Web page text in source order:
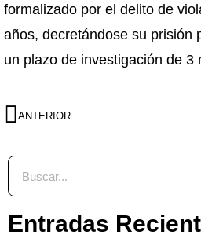
formalizado por el delito de
años, decretándose su prisión
un plazo de investigación de 3
ANTERIOR
Entradas